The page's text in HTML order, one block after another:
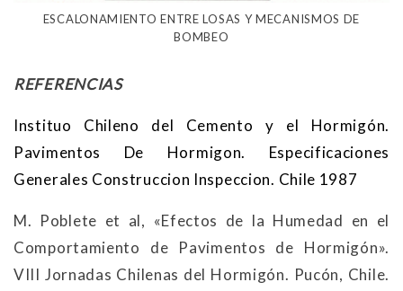
ESCALONAMIENTO ENTRE LOSAS Y MECANISMOS DE
BOMBEO
REFERENCIAS
Instituo Chileno del Cemento y el Hormigón.
Pavimentos De Hormigon. Especificaciones
Generales Construccion Inspeccion. Chile 1987
M. Poblete et al, «Efectos de la Humedad en el
Comportamiento de Pavimentos de Hormigón».
VIII Jornadas Chilenas del Hormigón. Pucón, Chile.